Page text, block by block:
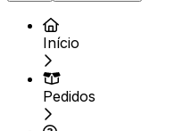
Início
Pedidos